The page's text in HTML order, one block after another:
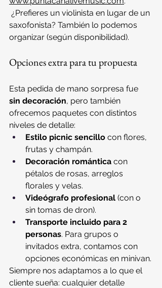
saxofonista? También lo podemos
organizar (según disponibilidad).
Opciones extra para tu propuesta
Esta pedida de mano sorpresa fue
sin decoración, pero también
ofrecemos paquetes con distintos
niveles de detalle:
Estilo picnic sencillo con flores,
frutas y champán.
Decoración romántica con
pétalos de rosas, arreglos
florales y velas.
Videógrafo profesional (con o
sin tomas de dron).
Transporte incluido para 2
personas. Para grupos o
invitados extra, contamos con
opciones económicas en minivan.
Siempre nos adaptamos a lo que el
cliente sueña: cualquier detalle